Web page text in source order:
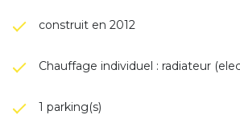
construit en 2012
Chauffage individuel : radiateur
1 parking(s)